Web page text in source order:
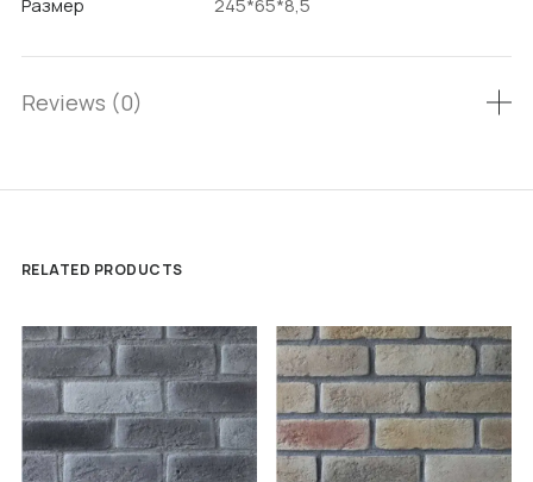
Размер 245*65*8,5
Reviews (0)
RELATED PRODUCTS